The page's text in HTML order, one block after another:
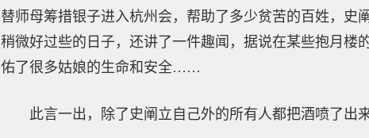
替师母筹措银子进入杭州会，帮助了多少贫苦的百姓，
稍微好过些的日子，还讲了一件趣闻，据说在某些抱月
佑了很多姑娘的生命和安全……
此言一出，除了史阐立自己外的所有人都把酒喷了出来